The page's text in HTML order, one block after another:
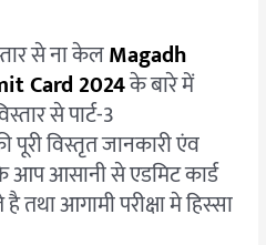
से ना केलMagadh
Card 2024के बारे में
से पार्ट-3
विस्तृत जानकारी एंव
आप आसानी से एडमिट कार्ड
आगामी परीक्षा मे हिस्सा